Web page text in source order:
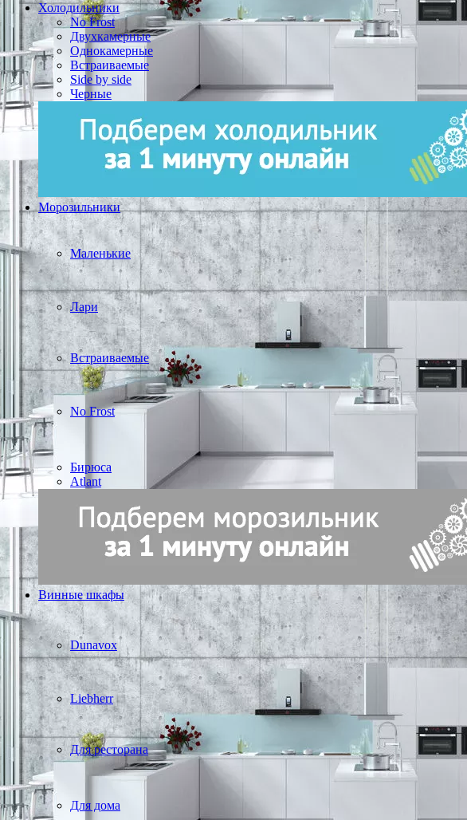
Холодильники
No Frost
Двухкамерные
Однокамерные
Встраиваемые
Side by side
Черные
Морозильники
Маленькие
Лари
Встраиваемые
No Frost
Бирюса
Atlant
Винные шкафы
Dunavox
Liebherr
Для ресторана
Для дома